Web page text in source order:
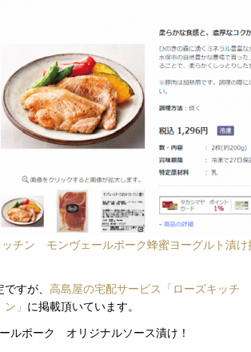
チン モンヴェールポーク蜂蜜ヨーグルト漬け
すが、 高島屋の宅配サービス「ローズキッチ
ン」 に掲載頂いています。
ルポーク オリジナルソース漬け！